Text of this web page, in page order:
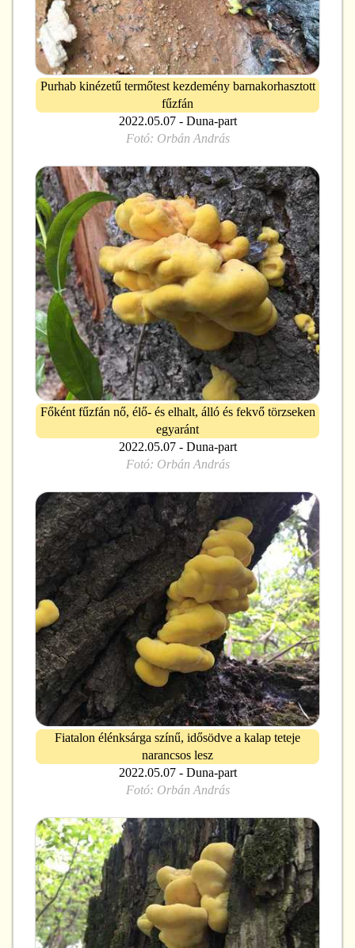
Purhab kinézetű termőtest kezdemény barnakorhasztott
fűzfán
2022.05.07 - Duna-part
Fotó: Orbán András
Főként fűzfán nő, élő- és elhalt, álló és fekvő törzseken
egyaránt
2022.05.07 - Duna-part
Fotó: Orbán András
Fiatalon élénksárga színű, idősödve a kalap teteje
narancsos lesz
2022.05.07 - Duna-part
Fotó: Orbán András